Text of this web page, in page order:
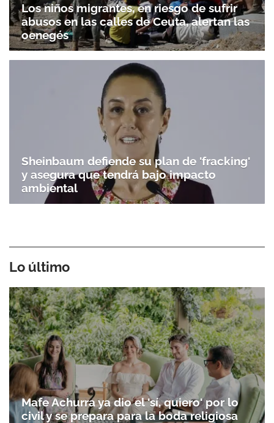
Los niños migrantes, en riesgo de sufrir
abusos en las calles de Ceuta, alertan las
oenegés
Sheinbaum defiende su plan de 'fracking'
y asegura que tendrá bajo impacto
ambiental
Lo último
Mafe Achurra ya dio el 'sí, quiero' por lo
civil y se prepara para la boda religiosa